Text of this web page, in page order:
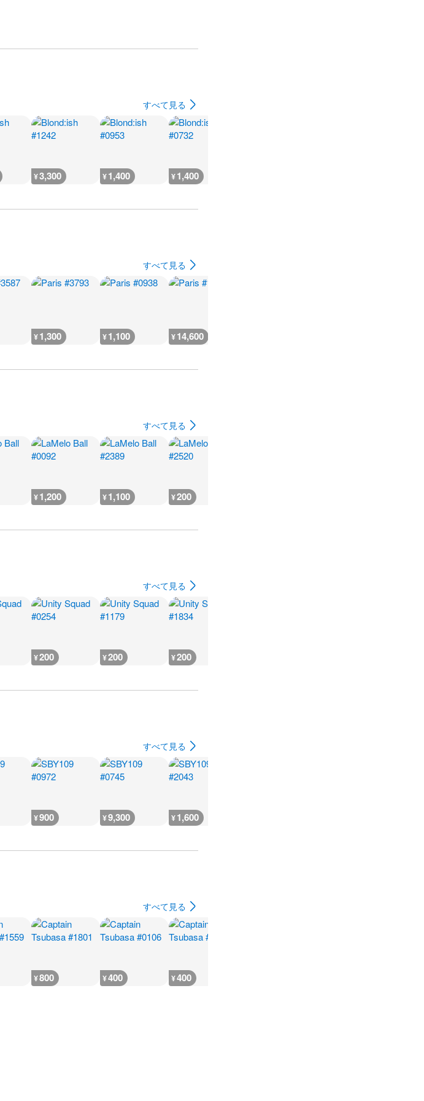
すべて見る
¥3,300 ¥1,400 ¥1,400
すべて見る
¥1,300 ¥1,100 ¥14,600
すべて見る
¥1,200 ¥1,100 ¥200
すべて見る
¥200 ¥200 ¥200
すべて見る
¥900 ¥9,300 ¥1,600
すべて見る
¥800 ¥400 ¥400